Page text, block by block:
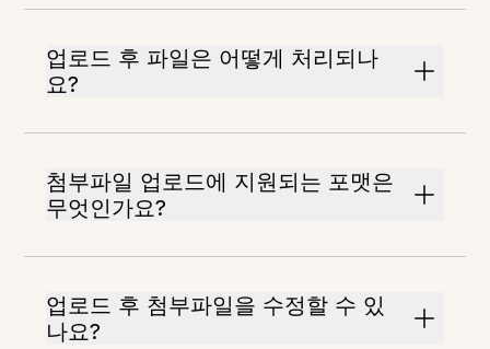
업로드 후 파일은 어떻게 처리되나
요?
첨부파일 업로드에 지원되는 포맷은
무엇인가요?
업로드 후 첨부파일을 수정할 수 있
나요?